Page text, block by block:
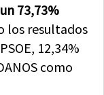
73,73%
los resultados
12,34%
como